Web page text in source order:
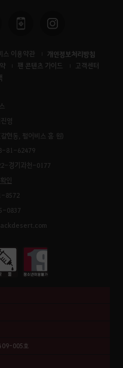
스 이용약관 개인정보처리방침
팬 콘텐츠 가이드
고객센터
영
현동, 펄어비스 홈 원)
81-62479
경기과천-0177
인
8572
0837
005호